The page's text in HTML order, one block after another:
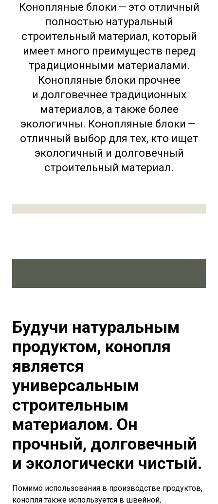
Конопляные блоки — это отличный
полностью натуральный
строительный материал, который
имеет много преимуществ перед
традиционными материалами.
Конопляные блоки прочнее
и долговечнее традиционных
материалов, а также более
экологичны. Конопляные блоки —
отличный выбор для тех, кто ищет
экологичный и долговечный
строительный материал.
Будучи натуральным
продуктом, конопля
является
универсальным
строительным
материалом. Он
прочный, долговечный
и экологически чистый.
Помимо использования в производстве продуктов,
конопля также используется в швейной,